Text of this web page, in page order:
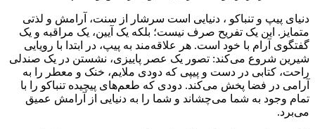
دنیای پیپ و تنباکو ، دنیایی است سرشار از سنت، آرامش و لذتی
متمایز. این یک تفریح صرف نیست؛ بلکه یک آیین، یک مراقبه و یک
گفتگوی آرام با خود است. هر علاقه‌مند به پیپ، در ابتدا با رویایی
شیرین شروع می‌کند: تصور یک عصر پاییزی، نشستن در یک صندلی
راحت، کتابی در دست و پیپی که دودی ملایم، خنک و معطر را به
آرامی در فضا پخش می‌کند. دودی که طعم‌های پیچیده تنباکو را با
تمام وجود به شما می‌چشاند و شما را به دنیایی از آرامش عمیق
می‌برد.